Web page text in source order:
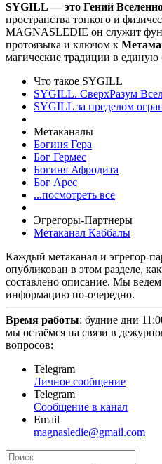
SYGILL — это Гений
пространства тонкого и
MAGNASLEDIE он служит
протоязыка и ключом к
магические традиции в единую
Что такое SYGILL
SYGILL. СверхРазум
SYGILL за пределом
Метаканалы
Богиня Гера
Бог Гермес
Богиня Афродита
Бог Арес
...посмотреть все
Эгрегоры-Партнеры
Метаканал Каббалы
Каждый метаканал и эгрегор-
опубликован в этом разделе,
составлено описание. Мы
информацию по-очередно.
Время работы: будние дни
мы остаёмся на связи в
вопросов:
Telegram
Личное сообщение
Telegram
Сообщение в канал
Email
magnasledie@gmail.com